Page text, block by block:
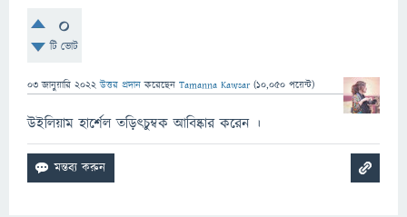
0
টি ভোট
03 জানুয়ারি 2022 উত্তর প্রদান করেছেন Tamanna Kawsar (10,050 পয়েন্ট)
উইলিয়াম হার্শেল তড়িৎচুম্বক আবিষ্কার করেন ।